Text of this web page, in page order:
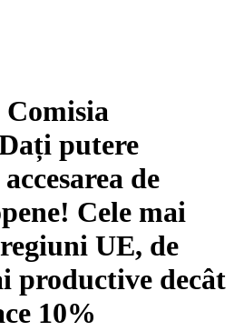
putere
de
Cele mai
UE, de
productive decât
10%